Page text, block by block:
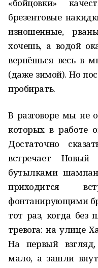
«бойцовки»
брезентовые
изношенные,
хочешь, а водой
вернёшься весь в
(даже зимой). Но
пробирать.
В разговоре мы не
которых в работе
Достаточно
встречает
бутылками
приходится
фонтанирующими
тот раз, когда без
тревога: на улице
На первый
мало, а зашли